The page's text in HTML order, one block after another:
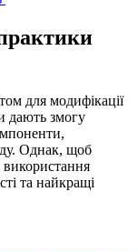
для модифікації
дають змогу
Однак, щоб
використання
та найкращі